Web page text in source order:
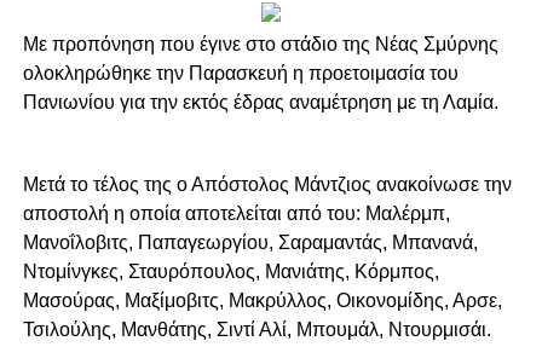
Με προπόνηση που έγινε στο στάδιο της Νέας Σμύρνης
ολοκληρώθηκε την Παρασκευή η προετοιμασία του
Πανιωνίου για την εκτός έδρας αναμέτρηση με τη Λαμία.
Μετά το τέλος της ο Απόστολος Μάντζιος ανακοίνωσε την
αποστολή η οποία αποτελείται από του: Μαλέρμπ,
Μανοΐλοβιτς, Παπαγεωργίου, Σαραμαντάς, Μπανανά,
Ντομίνγκες, Σταυρόπουλος, Μανιάτης, Κόρμπος,
Μασούρας, Μαξίμοβιτς, Μακρύλλος, Οικονομίδης, Αρσε,
Τσιλούλης, Μανθάτης, Σιντί Αλί, Μπουμάλ, Ντουρμισάι.